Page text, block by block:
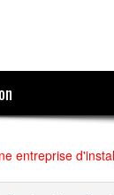
entreprise